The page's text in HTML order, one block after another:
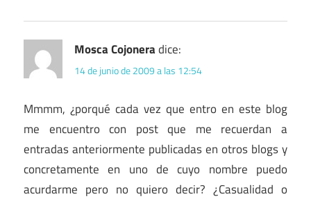
Mosca Cojoneradice:
14 de junio de 2009 a las 12:54
Mmmm, ¿porqué cada vez que entro en este blog
me encuentro con post que me recuerdan a
entradas anteriormente publicadas en otros blogs y
concretamente en uno de cuyo nombre puedo
acurdarme pero no quiero decir? ¿Casualidad o